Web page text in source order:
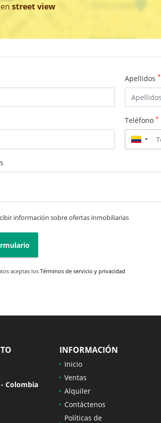
en street view
Apellidos *
Teléfono *
▼
información sobre ofertas inmobiliarias
aceptas losTérminos de servicio y privacidad
Colombia
INFORMACIÓN
Inicio
Ventas
Alquiler
Contáctenos
Políticas de